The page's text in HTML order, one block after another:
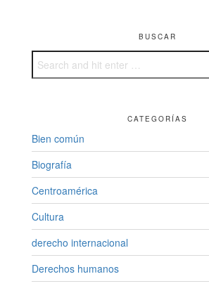
BUSCAR
CATEGORÍAS
Bien común
Biografía
Centroamérica
Cultura
derecho internacional
Derechos humanos